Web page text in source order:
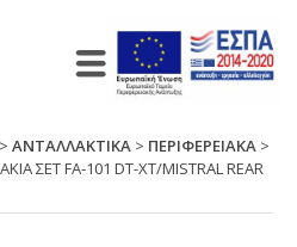
>ΑΝΤΑΛΛΑΚΤΙΚΑ > ΠΕΡΙΦΕΡΕΙΑΚΑ >
ΣΕΤ FΑ-101 DΤ-ΧΤ/ΜΙSΤRΑL RΕΑR